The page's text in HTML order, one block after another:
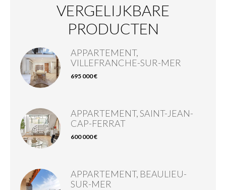
VERGELIJKBARE
PRODUCTEN
APPARTEMENT,
VILLEFRANCHE-SUR-MER
695 000 €
APPARTEMENT, SAINT-JEAN-
CAP-FERRAT
600 000 €
APPARTEMENT, BEAULIEU-
SUR-MER